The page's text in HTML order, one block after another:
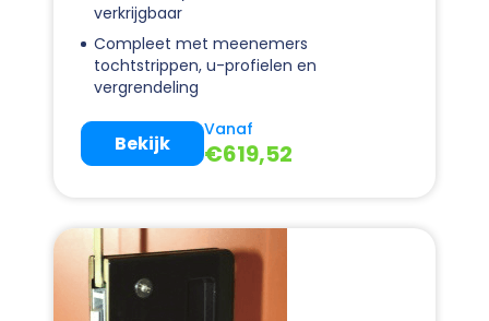
verkrijgbaar
Compleet met meenemers
tochtstrippen, u-profielen en
vergrendeling
Vanaf
€619,52
Bekijk